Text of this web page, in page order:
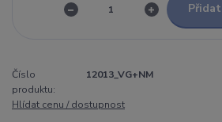
Číslo
produktu:
12013_VG+NM
Hlídat cenu / dostupnost